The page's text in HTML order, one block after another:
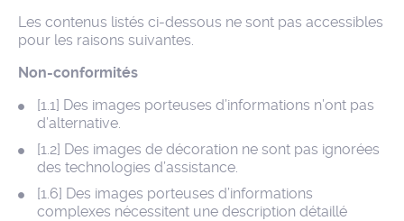
Les contenus listés ci-dessous ne sont pas accessibles
pour les raisons suivantes.
Non-conformités
[1.1] Des images porteuses d’informations n’ont pas
d’alternative.
[1.2] Des images de décoration ne sont pas ignorées
des technologies d’assistance.
[1.6] Des images porteuses d’informations
complexes nécessitent une description détaillé